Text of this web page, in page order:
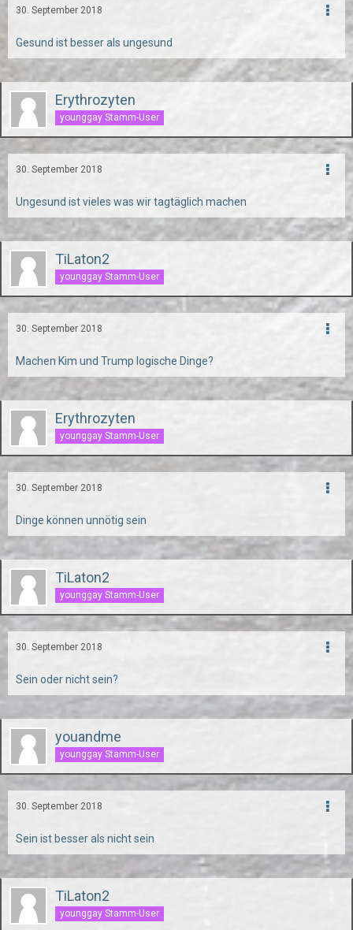
30. September 2018
Gesund ist besser als ungesund
Erythrozyten
younggay Stamm-User
30. September 2018
Ungesund ist vieles was wir tagtäglich machen
TiLaton2
younggay Stamm-User
30. September 2018
Machen Kim und Trump logische Dinge?
Erythrozyten
younggay Stamm-User
30. September 2018
Dinge können unnötig sein
TiLaton2
younggay Stamm-User
30. September 2018
Sein oder nicht sein?
youandme
younggay Stamm-User
30. September 2018
Sein ist besser als nicht sein
TiLaton2
younggay Stamm-User